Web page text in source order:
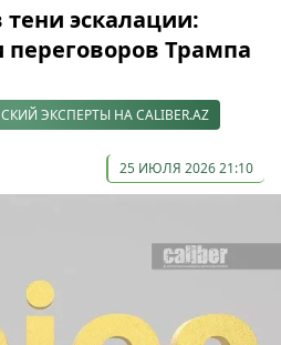
тени эскалации:
Трампа
ЭКСПЕРТЫ НА CALIBER.AZ
25 ИЮЛЯ 2026 21:10